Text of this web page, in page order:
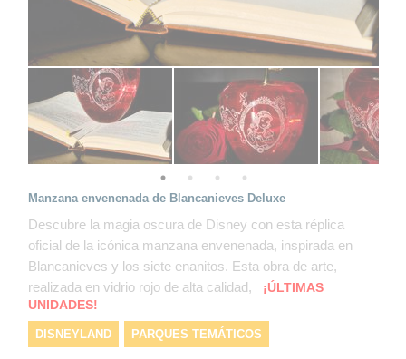
Manzana envenenada de Blancanieves Deluxe
Descubre la magia oscura de Disney con esta réplica
oficial de la icónica manzana envenenada, inspirada en
Blancanieves y los siete enanitos. Esta obra de arte,
realizada en vidrio rojo de alta calidad,
¡ÚLTIMAS
UNIDADES!
DISNEYLAND PARQUES TEMÁTICOS